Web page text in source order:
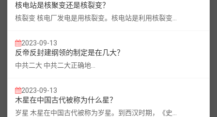
核电站是核聚变还是核裂变？
核裂变 核电厂发电是用核裂变。核电站是利用核裂变...
2023-09-13
反帝反封建纲领的制定是在几大？
中共二大 中共二大正确地...
2023-09-13
木星在中国古代被称为什么星？
岁星 木星在中国古代被称为岁星。到西汉时期，《史...